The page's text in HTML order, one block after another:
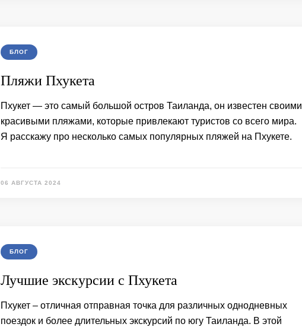
БЛОГ
Пляжи Пхукета
Пхукет — это самый большой остров Таиланда, он известен своими
красивыми пляжами, которые привлекают туристов со всего мира.
Я расскажу про несколько самых популярных пляжей на Пхукете.
06 АВГУСТА 2024
БЛОГ
Лучшие экскурсии с Пхукета
Пхукет – отличная отправная точка для различных однодневных
поездок и более длительных экскурсий по югу Таиланда. В этой